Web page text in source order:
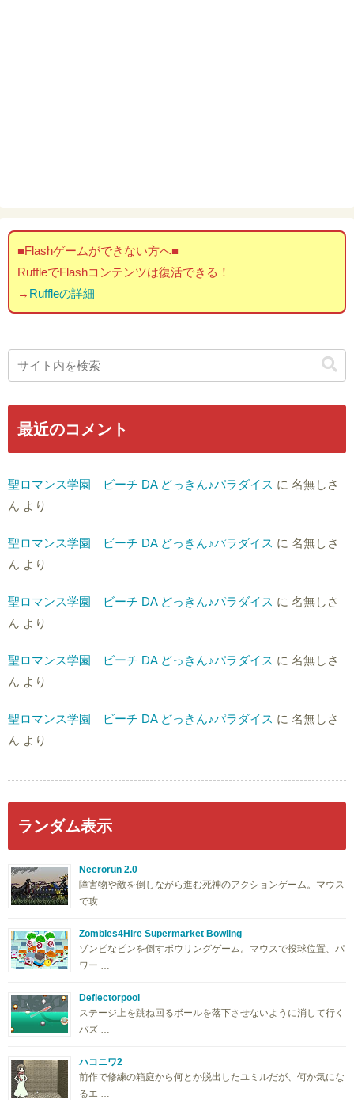
■Flashゲームができない方へ■
RuffleでFlashコンテンツは復活できる！
→ Ruffleの詳細
最近のコメント
聖ロマンス学園 ビーチ DA どっきん♪パラダイス に 名無しさ
ん より
聖ロマンス学園 ビーチ DA どっきん♪パラダイス に 名無しさ
ん より
聖ロマンス学園 ビーチ DA どっきん♪パラダイス に 名無しさ
ん より
聖ロマンス学園 ビーチ DA どっきん♪パラダイス に 名無しさ
ん より
聖ロマンス学園 ビーチ DA どっきん♪パラダイス に 名無しさ
ん より
ランダム表示
Necrorun 2.0
障害物や敵を倒しながら進む死神のアクションゲーム。マウス
で攻 …
Zombies4Hire Supermarket Bowling
ゾンビなピンを倒すボウリングゲーム。マウスで投球位置、パ
ワー …
Deflectorpool
ステージ上を跳ね回るボールを落下させないように消して行く
パズ …
ハコニワ2
前作で修練の箱庭から何とか脱出したユミルだが、何か気にな
るエ …